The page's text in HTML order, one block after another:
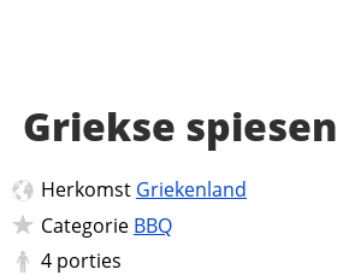
Griekse spiesen
Herkomst Griekenland
Categorie BBQ
4 porties